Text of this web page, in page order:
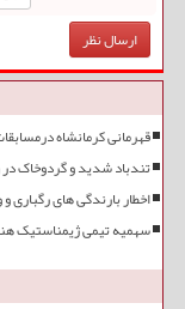
قهرمانی کرمانشاه
تندباد شدید و گردوخاک
اخطار بارندگی های
سهمیه تیمی ژیمناستیک